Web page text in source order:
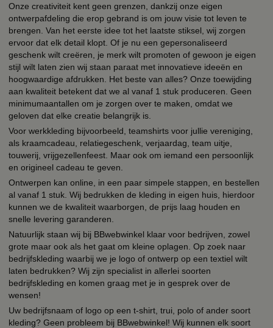
Onze creativiteit kent geen grenzen, dankzij onze eigen
ontwerpafdeling die erop gebrand is om jouw visie tot leven te
brengen. Van het eerste idee tot het laatste stiksel, wij zorgen
ervoor dat elk detail klopt. Of je nu een gepersonaliseerd
geschenk wilt creëren, je merk wilt promoten of gewoon je eigen
stijl wilt laten zien wij staan paraat met innovatieve ideeën en
hoogwaardige afdrukken. Het beste van alles? Onze toewijding
aan kwaliteit betekent dat we al vanaf 1 stuk produceren. Geen
minimumaantallen om je zorgen over te maken, omdat we
geloven dat elke creatie belangrijk is.
Voor werkkleding bijvoorbeeld, teamshirts voor jullie vereniging,
als kraamcadeau, relatiegeschenk, verjaardag, team uitje,
touwerij, vrijgezellenfeest. Maar ook om iemand een persoonlijk
en origineel cadeau te geven.
Ontwerpen kan online, in een paar simpele stappen, en bestellen
al vanaf 1 stuk. Wij bedrukken de kleding in eigen huis, hierdoor
kunnen we de kwaliteit waarborgen, de prijs laag houden en
snelle levering garanderen.
Natuurlijk staan wij bij BBwebwinkel klaar voor bedrijven, zowel
grote maar ook als het gaat om kleine oplagen. Op zoek naar
bedrijfskleding waarbij we je logo of ontwerp op een textiel wilt
laten bedrukken? Wij zijn specialist in allerlei soorten
bedrijfskleding en komen graag met je in gesprek over de
wensen!
Uw bedrijfsnaam of logo op een t-shirt, trui, polo of ander soort
kleding? Geen probleem bij BBwebwinkel! Wij kunnen elk soort